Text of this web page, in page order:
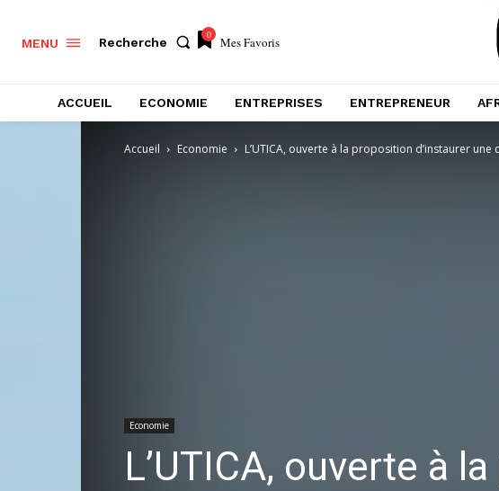
MENU Recherche
0 Mes Favoris
ACCUEIL ECONOMIE ENTREPRISES ENTREPRENEUR
Accueil Economie L’UTICA, ouverte à la proposition d’instaurer
Economie
L’UTICA, ouverte à